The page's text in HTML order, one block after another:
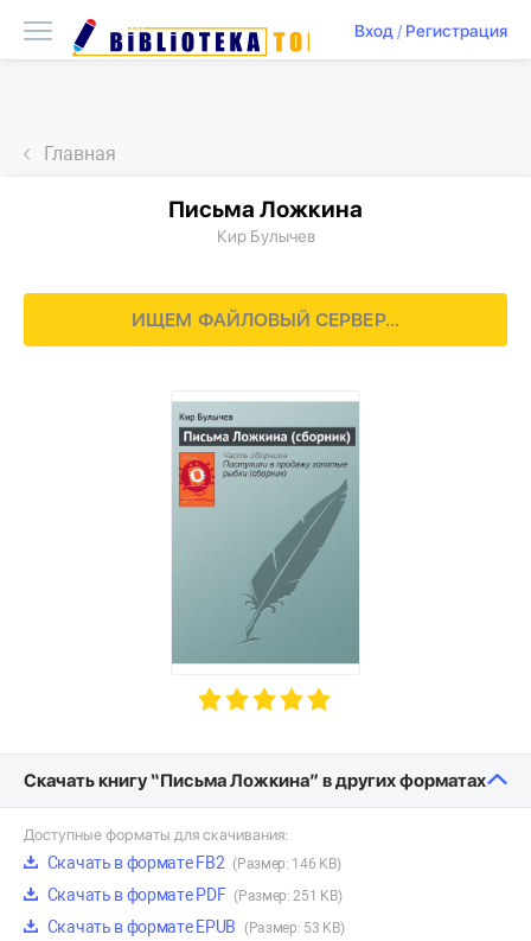
Вход/ Регистрация
Главная
Письма Ложкина
Кир Булычев
ИЩЕМ ФАЙЛОВЫЙ СЕРВЕР...
Скачать книгу “Письма Ложкина” в других форматах
Доступные форматы для скачивания:
Скачать в формате FB2 (Размер: 146 KB)
Скачать в формате PDF (Размер: 251 KB)
Скачать в формате EPUB (Размер: 53 KB)